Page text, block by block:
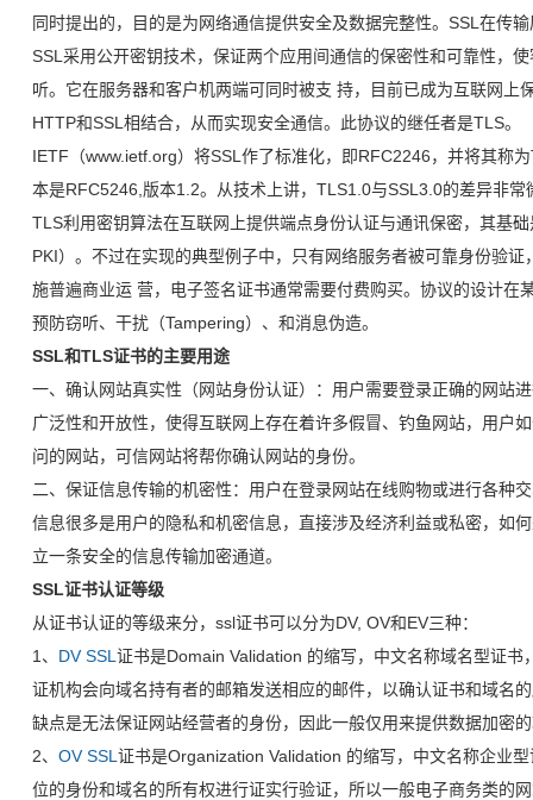
同时提出的，目的是为网络通信提供安全及数据完整性。SSL在传
SSL采用公开密钥技术，保证两个应用间通信的保密性和可靠性，
听。它在服务器和客户机两端可同时被支 持，目前已成为互联网上
HTTP和SSL相结合，从而实现安全通信。此协议的继任者是TLS。
IETF（www.ietf.org）将SSL作了标准化，即RFC2246，并将其称
本是RFC5246,版本1.2。从技术上讲，TLS1.0与SSL3.0的差异非常
TLS利用密钥算法在互联网上提供端点身份认证与通讯保密，其基
PKI）。不过在实现的典型例子中，只有网络服务者被可靠身份验
施普遍商业运 营，电子签名证书通常需要付费购买。协议的设计在
预防窃听、干扰（Tampering）、和消息伪造。
SSL和TLS证书的主要用途
一、确认网站真实性（网站身份认证）：用户需要登录正确的网站
广泛性和开放性，使得互联网上存在着许多假冒、钓鱼网站，用户
问的网站，可信网站将帮你确认网站的身份。
二、保证信息传输的机密性：用户在登录网站在线购物或进行各种
信息很多是用户的隐私和机密信息，直接涉及经济利益或私密，如
立一条安全的信息传输加密通道。
SSL证书认证等级
从证书认证的等级来分，ssl证书可以分为DV, OV和EV三种：
1、 DV SSL证书是Domain Validation 的缩写，中文名称域名型证
证机构会向域名持有者的邮箱发送相应的邮件，以确认证书和域名
缺点是无法保证网站经营者的身份，因此一般仅用来提供数据加密
2、OV SSL证书是Organization Validation 的缩写，中文名称企业
位的身份和域名的所有权进行证实行验证，所以一般电子商务类的